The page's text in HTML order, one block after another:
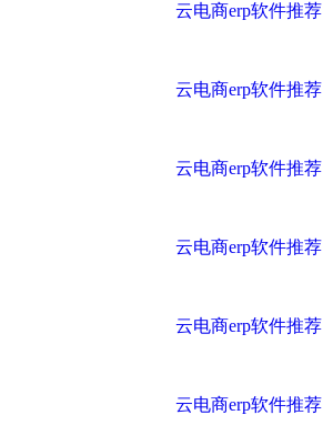
云电商erp软件推荐
云电商erp软件推荐
云电商erp软件推荐
云电商erp软件推荐
云电商erp软件推荐
云电商erp软件推荐